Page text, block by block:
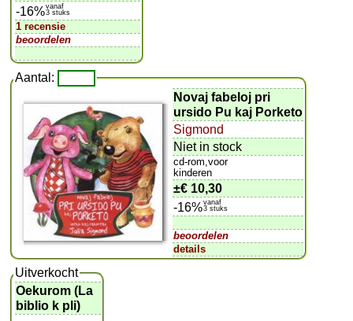
-16%vanaf
3 stuks
1 recensie
beoordelen
Aantal:
Novaj fabeloj pri
ursido Pu kaj Porketo
Sigmond
Niet in stock
cd-rom,voor
kinderen
±€ 10,30
-16%vanaf
3 stuks
beoordelen
details
Uitverkocht
Oekurom (La
biblio k pli)